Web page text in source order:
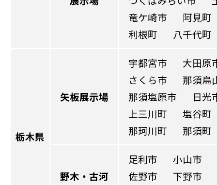
竜ケ崎市
阿見町
利根町
八千代町
栃木県
矢板展示場
宇都宮市
大田原
さくら市
那須烏
那須塩原市
日光
上三川町
塩谷町
那珂川町
那須町
野木・古河
足利市
小山市
佐野市
下野市